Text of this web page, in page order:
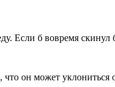
Если б вовремя скинул
он может уклониться